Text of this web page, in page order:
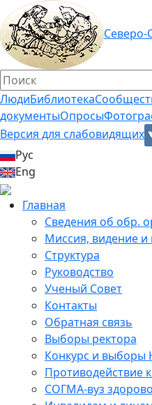
Северо-
ЛюдиБиблиотека
документыОпросы
Версия для слабовидящих
Рус
Eng
Главная
Сведения об обр.
Миссия, видение и
Структура
Руководство
Ученый Совет
Контакты
Обратная связь
Выборы ректора
Конкурс и выборы
Противодействие
СОГМА-вуз